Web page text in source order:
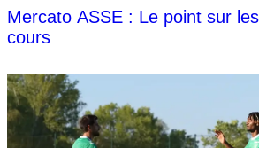
Mercato ASSE : Le point sur
cours